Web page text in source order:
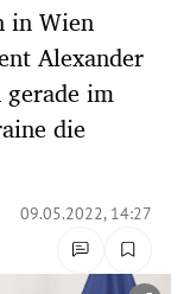
in Wien
Alexander
im
die
09.05.2022, 14:27